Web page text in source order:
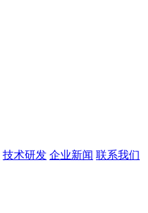
技术研发 企业新闻 联系我们